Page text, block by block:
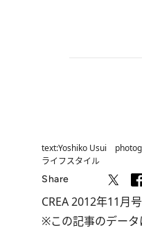
text:Yoshiko Usui
ライフスタイル
Share
CREA 2012年11月号
※この記事のデータ